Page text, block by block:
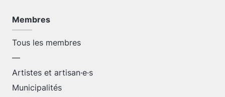
Membres
Tous les membres
—
Artistes et artisan·e·s
Municipalités